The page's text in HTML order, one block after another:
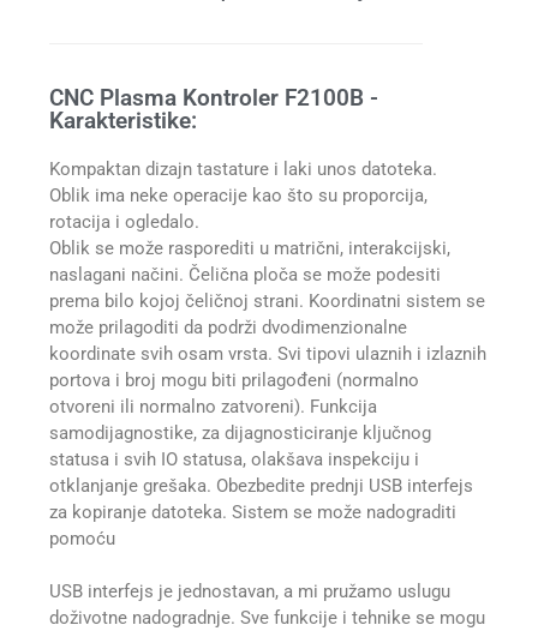
CNC Plasma Kontroler F2100B -
Karakteristike:
Kompaktan dizajn tastature i laki unos datoteka.
Oblik ima neke operacije kao što su proporcija,
rotacija i ogledalo.
Oblik se može rasporediti u matrični, interakcijski,
naslagani načini. Čelična ploča se može podesiti
prema bilo kojoj čeličnoj strani. Koordinatni sistem se
može prilagoditi da podrži dvodimenzionalne
koordinate svih osam vrsta. Svi tipovi ulaznih i izlaznih
portova i broj mogu biti prilagođeni (normalno
otvoreni ili normalno zatvoreni). Funkcija
samodijagnostike, za dijagnosticiranje ključnog
statusa i svih IO statusa, olakšava inspekciju i
otklanjanje grešaka. Obezbedite prednji USB interfejs
za kopiranje datoteka. Sistem se može nadograditi
pomoću
USB interfejs je jednostavan, a mi pružamo uslugu
doživotne nadogradnje. Sve funkcije i tehnike se mogu